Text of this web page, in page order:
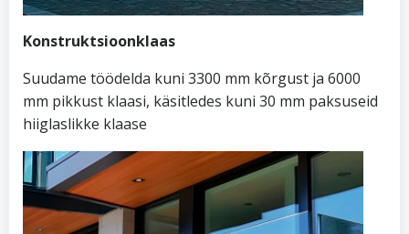
Konstruktsioonklaas
Suudame töödelda kuni 3300 mm kõrgust ja 6000
mm pikkust klaasi, käsitledes kuni 30 mm paksuseid
hiiglaslikke klaase